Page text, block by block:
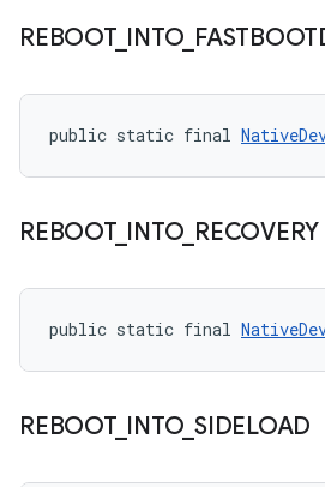
REBOOT_ INTO_
public static final
REBOOT_ INTO_ RECOVERY
public static final
REBOOT_ INTO_ SIDELOAD